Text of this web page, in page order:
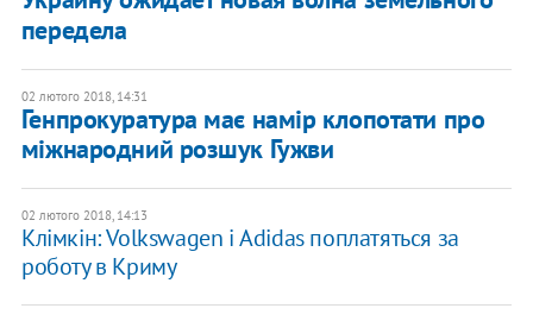
передела
02 лютого 2018, 14:31
Генпрокуратура має намір клопотати про
міжнародний розшук Гужви
02 лютого 2018, 14:13
Клімкін: Volkswagen і Adidas поплатяться за
роботу в Криму